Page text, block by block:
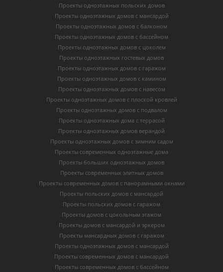
Проекты одноэтажных польских домов
Проекты одноэтажных домов с мансардой
Проекты одноэтажных домов с балконом
Проекты одноэтажных домов с бассейном
Проекты одноэтажных домов с цоколем
Проекты одноэтажных гостевых домов
Проекты одноэтажных домов с гаражом
Проекты одноэтажных домов с камином
Проекты одноэтажных домов с навесом
Проекты одноэтажных домов с плоской кровлей
Проекты одноэтажных домов с подвалом
Проекты одноэтажных дома с террасой
Проекты одноэтажных домов верандой
Проекты одноэтажных домов с зимним садом
Проекты современных одноэтажные дома
Проекты больших одноэтажных домов
Проекты современных элитных домов
Проекты современных домов с панорамными окнами
Проекты польских домов с мансардой
Проекты польских домов с гаражом
Проекты домов с цокольным этажом
Проекты домов с мансардой и эркером
Проекты мансардных домов с гаражом
Проекты одноэтажных домов с мансардой
Проекты современных домов с мансардой
Проекты современных домов с бассейном